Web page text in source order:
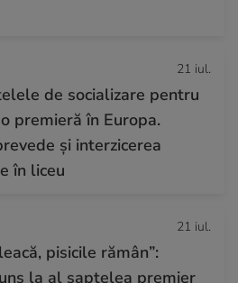
21 iul.
de socializare pentru
premieră în Europa.
şi interzicerea
în liceu
21 iul.
pisicile rămân”:
la al șaptelea premier